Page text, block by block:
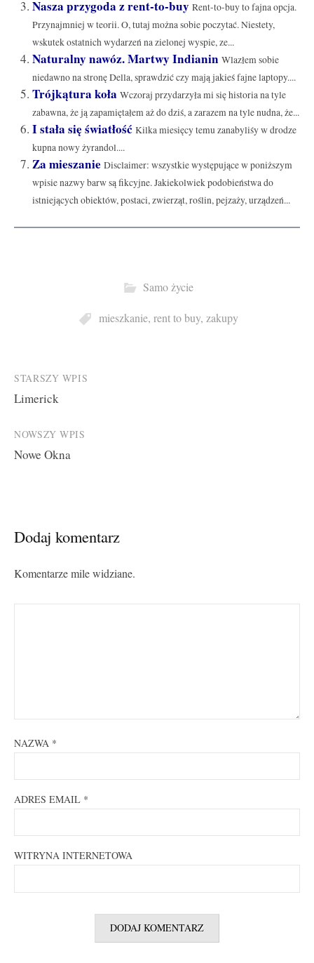
Nasza przygoda z rent-to-buy Rent-to-buy to fajna opcja.
Przynajmniej w teorii. O, tutaj można sobie poczytać. Niestety,
wskutek ostatnich wydarzeń na zielonej wyspie, ze...
Naturalny nawóz. Martwy Indianin Wlazłem sobie
niedawno na stronę Della, sprawdzić czy mają jakieś fajne laptopy....
Trójkątura koła Wczoraj przydarzyła mi się historia na tyle
zabawna, że ją zapamiętałem aż do dziś, a zarazem na tyle nudna, że...
I stała się światłość Kilka miesięcy temu zanabyliśy w drodze
kupna nowy żyrandol....
Za mieszanie Disclaimer: wszystkie występujące w poniższym
wpisie nazwy barw są fikcyjne. Jakiekolwiek podobieństwa do
istniejących obiektów, postaci, zwierząt, roślin, pejzaży, urządzeń...
Samo życie
mieszkanie, rent to buy, zakupy
Post
navigation
STARSZY WPIS
Limerick
NOWSZY WPIS
Nowe Okna
Dodaj komentarz
Komentarze mile widziane.
NAZWA *
ADRES EMAIL *
WITRYNA INTERNETOWA